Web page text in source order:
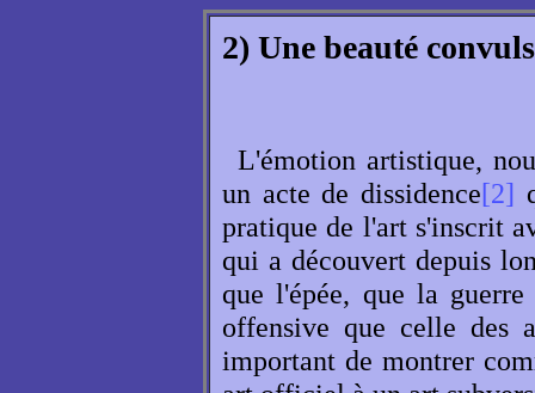
2) Une beauté
L'émotion artistique,
un acte de dissidence[2]
pratique de l'art s'inscrit
qui a découvert depuis
que l'épée, que la
offensive que celle des
important de montrer